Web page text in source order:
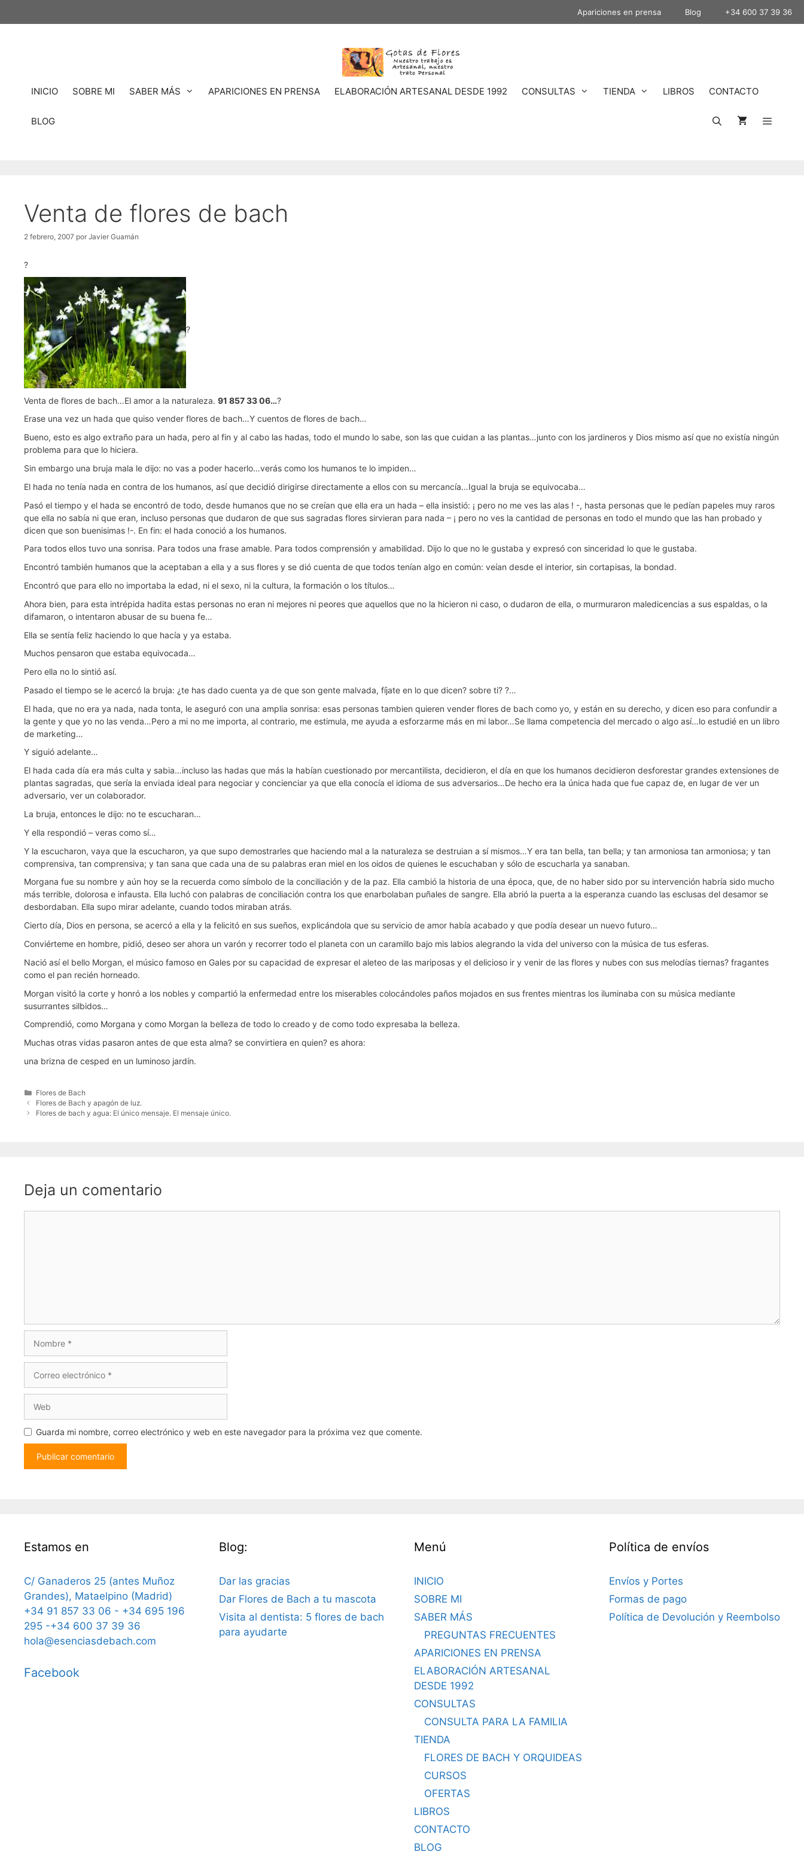
Apariciones en prensa Blog +34 600 37 39 36
INICIO SOBRE MI SABER MÁS APARICIONES EN PRENSA ELABORACIÓN ARTESANAL DESDE 1992 CONSULTAS TIENDA LIBROS CONTACTO
BLOG
Venta de flores de bach
2 febrero, 2007 por Javier Guamán
?
?
Venta de flores de bach…El amor a la naturaleza. 91 857 33 06…?
Erase una vez un hada que quiso vender flores de bach…Y cuentos de flores de bach…
Bueno, esto es algo extraño para un hada, pero al fin y al cabo las hadas, todo el mundo lo sabe, son las que cuidan a las plantas…junto con los jardineros y Dios mismo así que no existía ningún
problema para que lo hiciera.
Sin embargo una bruja mala le dijo: no vas a poder hacerlo…verás como los humanos te lo impiden…
El hada no tenía nada en contra de los humanos, así que decidió dirigirse directamente a ellos con su mercancía…Igual la bruja se equivocaba…
Pasó el tiempo y el hada se encontró de todo, desde humanos que no se creían que ella era un hada – ella insistió: ¡ pero no me ves las alas ! -, hasta personas que le pedían papeles muy raros
que ella no sabía ni que eran, incluso personas que dudaron de que sus sagradas flores sirvieran para nada – ¡ pero no ves la cantidad de personas en todo el mundo que las han probado y
dicen que son buenisimas !-. En fin: el hada conoció a los humanos.
Para todos ellos tuvo una sonrisa. Para todos una frase amable. Para todos comprensión y amabilidad. Dijo lo que no le gustaba y expresó con sinceridad lo que le gustaba.
Encontró también humanos que la aceptaban a ella y a sus flores y se dió cuenta de que todos tenían algo en común: veían desde el interior, sin cortapisas, la bondad.
Encontró que para ello no importaba la edad, ni el sexo, ni la cultura, la formación o los títulos…
Ahora bien, para esta intrépida hadita estas personas no eran ni mejores ni peores que aquellos que no la hicieron ni caso, o dudaron de ella, o murmuraron maledicencias a sus espaldas, o la
difamaron, o intentaron abusar de su buena fe…
Ella se sentía feliz haciendo lo que hacía y ya estaba.
Muchos pensaron que estaba equivocada…
Pero ella no lo sintió así.
Pasado el tiempo se le acercó la bruja: ¿te has dado cuenta ya de que son gente malvada, fíjate en lo que dicen? sobre ti? ?…
El hada, que no era ya nada, nada tonta, le aseguró con una amplia sonrisa: esas personas tambien quieren vender flores de bach como yo, y están en su derecho, y dicen eso para confundir a
la gente y que yo no las venda…Pero a mi no me importa, al contrario, me estimula, me ayuda a esforzarme más en mi labor…Se llama competencia del mercado o algo así…lo estudié en un libro
de marketing…
Y siguió adelante…
El hada cada día era más culta y sabia…incluso las hadas que más la habían cuestionado por mercantilista, decidieron, el día en que los humanos decidieron desforestar grandes extensiones de
plantas sagradas, que sería la enviada ideal para negociar y concienciar ya que ella conocía el idioma de sus adversarios…De hecho era la única hada que fue capaz de, en lugar de ver un
adversario, ver un colaborador.
La bruja, entonces le dijo: no te escucharan…
Y ella respondió – veras como sí…
Y la escucharon, vaya que la escucharon, ya que supo demostrarles que haciendo mal a la naturaleza se destruian a sí mismos…Y era tan bella, tan bella; y tan armoniosa tan armoniosa; y tan
comprensiva, tan comprensiva; y tan sana que cada una de su palabras eran miel en los oidos de quienes le escuchaban y sólo de escucharla ya sanaban.
Morgana fue su nombre y aún hoy se la recuerda como símbolo de la conciliación y de la paz. Ella cambió la historia de una época, que, de no haber sido por su intervención habría sido mucho
más terrible, dolorosa e infausta. Ella luchó con palabras de conciliación contra los que enarbolaban puñales de sangre. Ella abrió la puerta a la esperanza cuando las esclusas del desamor se
desbordaban. Ella supo mirar adelante, cuando todos miraban atrás.
Cierto día, Dios en persona, se acercó a ella y la felicitó en sus sueños, explicándola que su servicio de amor había acabado y que podía desear un nuevo futuro…
Conviérteme en hombre, pidió, deseo ser ahora un varón y recorrer todo el planeta con un caramillo bajo mis labios alegrando la vida del universo con la música de tus esferas.
Nació así el bello Morgan, el músico famoso en Gales por su capacidad de expresar el aleteo de las mariposas y el delicioso ir y venir de las flores y nubes con sus melodías tiernas? fragantes
como el pan recién horneado.
Morgan visitó la corte y honró a los nobles y compartió la enfermedad entre los miserables colocándoles paños mojados en sus frentes mientras los iluminaba con su música mediante
susurrantes silbidos…
Comprendió, como Morgana y como Morgan la belleza de todo lo creado y de como todo expresaba la belleza.
Muchas otras vidas pasaron antes de que esta alma? se convirtiera en quien? es ahora:
una brizna de cesped en un luminoso jardín.
Categorías
Flores de Bach
Flores de Bach y apagón de luz.
Flores de bach y agua: El único mensaje. El mensaje único.
Deja un comentario
electrónico
Guarda mi nombre, correo electrónico y web en este navegador para la próxima vez que comente.
Estamos en
C/ Ganaderos 25 (antes Muñoz
Grandes), Mataelpino (Madrid)
+34 91 857 33 06 - +34 695 196
295 -+34 600 37 39 36
hola@esenciasdebach.com
Facebook
Blog:
Dar las gracias
Dar Flores de Bach a tu mascota
Visita al dentista: 5 flores de bach
para ayudarte
Menú
INICIO
SOBRE MI
SABER MÁS
PREGUNTAS FRECUENTES
APARICIONES EN PRENSA
ELABORACIÓN ARTESANAL
DESDE 1992
CONSULTAS
CONSULTA PARA LA FAMILIA
TIENDA
FLORES DE BACH Y ORQUIDEAS
CURSOS
OFERTAS
LIBROS
CONTACTO
BLOG
Política de envíos
Envíos y Portes
Formas de pago
Política de Devolución y Reembolso